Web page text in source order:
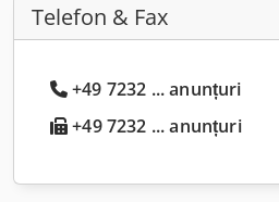
Telefon & Fax
+49 7232 ... anunțuri
+49 7232 ... anunțuri